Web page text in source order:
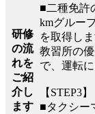
研修
の流
れを
ご紹
介し
ます
■二種免許
kmグルー
を取得しま
教習所の
で、運転
【STEP3】
■タクシー